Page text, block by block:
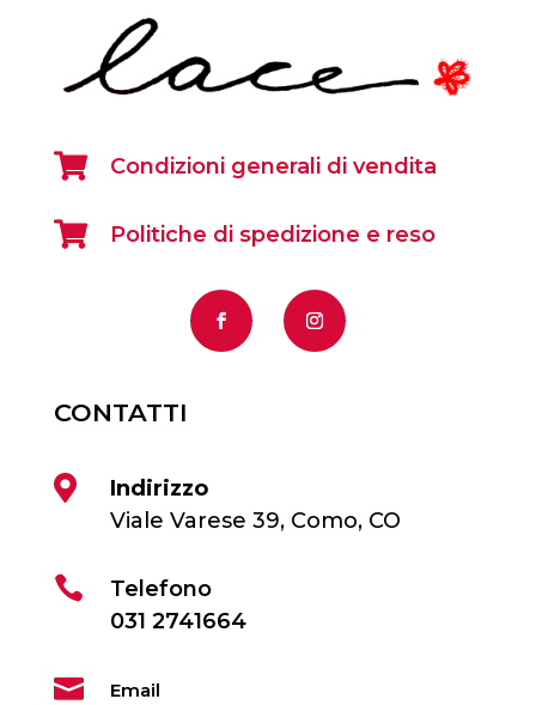
 Condizioni generali di vendita
 Politiche di spedizione e reso
CONTATTI

Indirizzo
Viale Varese 39, Como, CO

Telefono
031 2741664

Email